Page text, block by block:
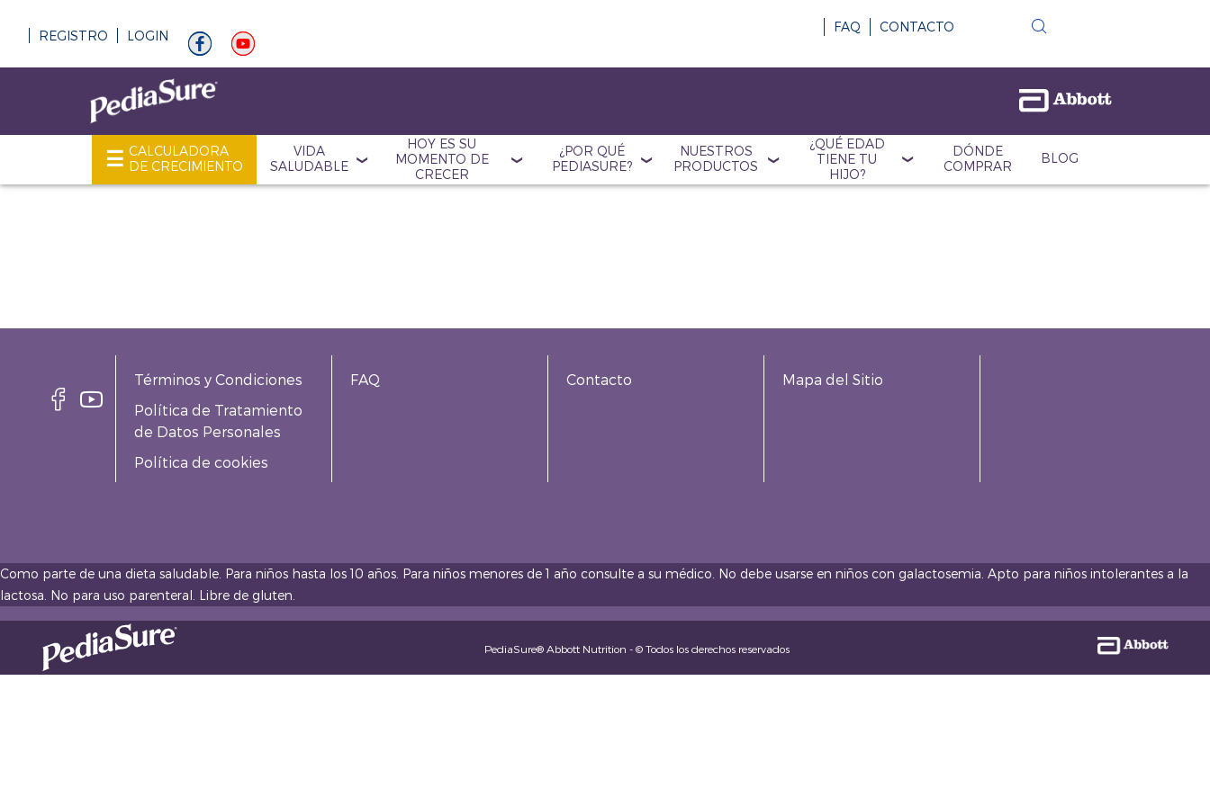
REGISTRO LOGIN
FAQ CONTACTO
CALCULADORA
DE CRECIMIENTO
VIDA
SALUDABLE
HOY ES SU
MOMENTO DE
CRECER
¿POR QUÉ
PEDIASURE?
NUESTROS
PRODUCTOS
¿QUÉ EDAD
TIENE TU
HIJO?
DÓNDE
COMPRAR
BLOG
Términos y Condiciones
Política de Tratamiento
de Datos Personales
Política de cookies
FAQ Contacto Mapa del Sitio
Como parte de una dieta saludable. Para niños hasta los 10 años. Para niños menores de 1 año consulte a su médico. No debe usarse en niños con galactosemia. Apto para niños intolerantes a la
lactosa. No para uso parenteral. Libre de gluten.
PediaSure® Abbott Nutrition - © Todos los derechos reservados